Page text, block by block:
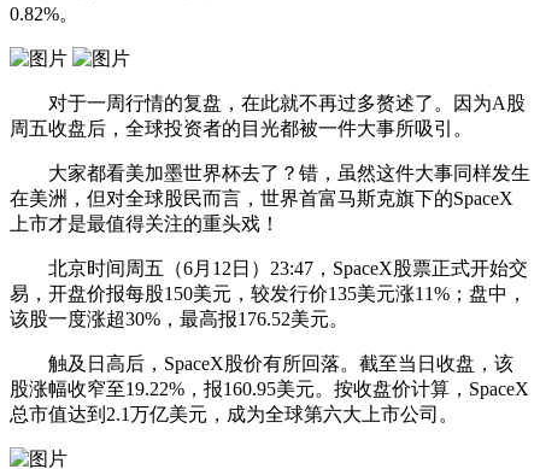
0.82%。
对于一周行情的复盘，在此就不再过多赘述了。因为A股
周五收盘后，全球投资者的目光都被一件大事所吸引。
大家都看美加墨世界杯去了？错，虽然这件大事同样发生
在美洲，但对全球股民而言，世界首富马斯克旗下的SpaceX
上市才是最值得关注的重头戏！
北京时间周五（6月12日）23:47， SpaceX股票正式开始交
易，开盘价报每股150美元，较发行价135美元涨11%；盘中，
该股一度涨超30%，最高报176.52美元。
触及日高后， SpaceX股价有所回落。截至当日收盘，该
股涨幅收窄至19.22%，报160.95美元。按收盘价计算，SpaceX
总市值达到2.1万亿美元，成为全球第六大上市公司。